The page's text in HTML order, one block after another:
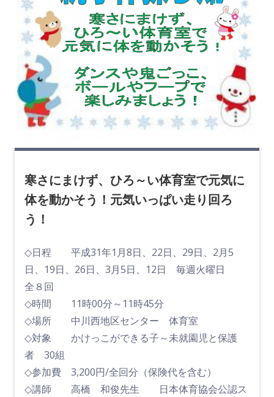
寒さにまけず、ひろ～い体育室で元気に
体を動かそう！元気いっぱい走り回ろ
う！
◇日程 平成31年1月8日、22日、29日、2月5
日、19日、26日、3月5日、12日 毎週火曜日
全８回
◇時間 11時00分～11時45分
◇場所 中川西地区センター 体育室
◇対象 かけっこができる子～未就園児と保護
者 30組
◇参加費 3,200円/全回分（保険代を含む）
◇講師 高橋 和俊先生 日本体育協会公認ス